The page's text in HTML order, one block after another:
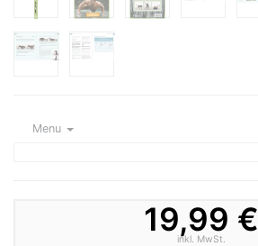
Menu
19,99 €
inkl. MwSt.